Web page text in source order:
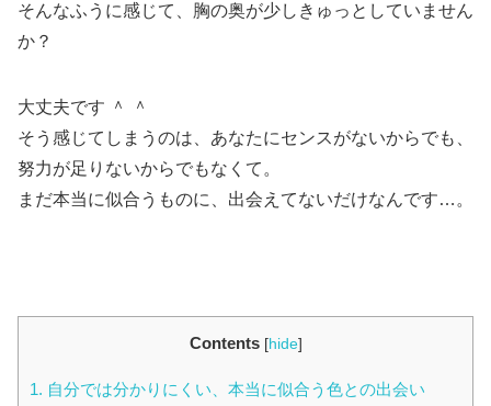
そんなふうに感じて、胸の奥が少しきゅっとしていません
か？
大丈夫です ＾ ＾
そう感じてしまうのは、あなたにセンスがないからでも、
努力が足りないからでもなくて。
まだ本当に似合うものに、出会えてないだけなんです…。
Contents [hide]
1. 自分では分かりにくい、本当に似合う色との出会い